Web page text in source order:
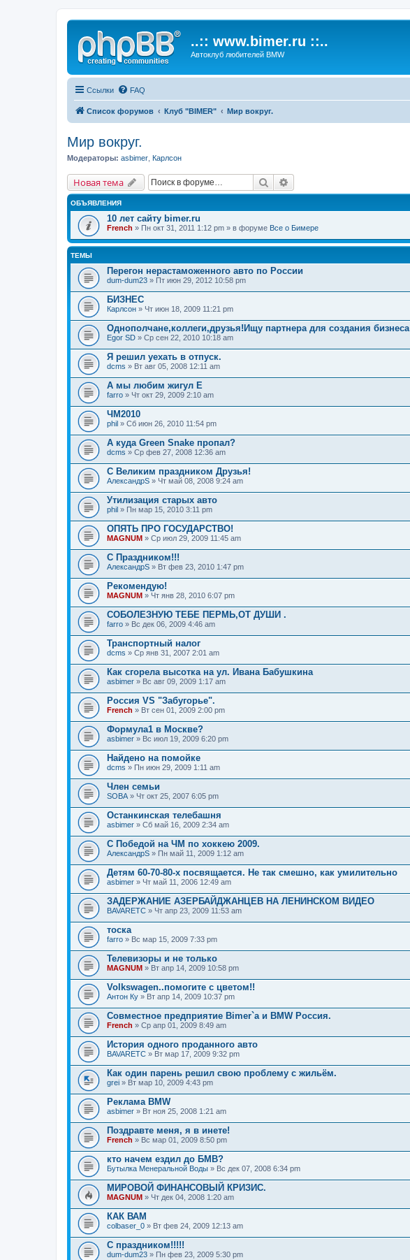
..:: www.bimer.ru ::..
Автоклуб любителей BMW
Ссылки FAQ
Список форумов Клуб "BIMER" Мир вокруг.
Мир вокруг.
Модераторы: asbimer Карлсон
Новая тема Поиск
ОБЪЯВЛЕНИЯ
10 лет сайту bimer.ru
French » Пн окт 31, 2011 1:12 pm » в форуме Все о Бимере
ТЕМЫ
Перегон нерастаможенного авто по России
dum-dum23 » Пт июн 29, 2012 10:58 pm
БИЗНЕС
Карлсон » Чт июн 18, 2009 11:21 pm
Однополчане,коллеги,друзья!Ищу партнера для создания бизнеса
Egor SD » Ср сен 22, 2010 10:18 am
Я решил уехать в отпуск.
dcms » Вт авг 05, 2008 12:11 am
А мы любим жигул Е
farro » Чт окт 29, 2009 2:10 am
ЧМ2010
phil » Сб июн 26, 2010 11:54 pm
А куда Green Snake пропал?
dcms » Ср фев 27, 2008 12:36 am
С Великим праздником Друзья!
АлександрS » Чт май 08, 2008 9:24 am
Утилизация старых авто
phil » Пн мар 15, 2010 3:11 pm
ОПЯТЬ ПРО ГОСУДАРСТВО!
MAGNUM » Ср июл 29, 2009 11:45 am
С Праздником!!!
АлександрS » Вт фев 23, 2010 1:47 pm
Рекомендую!
MAGNUM » Чт янв 28, 2010 6:07 pm
СОБОЛЕЗНУЮ ТЕБЕ ПЕРМЬ,ОТ ДУШИ .
farro » Вс дек 06, 2009 4:46 am
Транспортный налог
dcms » Ср янв 31, 2007 2:01 am
Как сгорела высотка на ул. Ивана Бабушкина
asbimer » Вс авг 09, 2009 1:17 am
Россия VS "Забугорье".
French » Вт сен 01, 2009 2:00 pm
Формула1 в Москве?
asbimer » Вс июл 19, 2009 6:20 pm
Найдено на помойке
dcms » Пн июн 29, 2009 1:11 am
Член семьи
SOBA » Чт окт 25, 2007 6:05 pm
Останкинская телебашня
asbimer » Сб май 16, 2009 2:34 am
С Победой на ЧМ по хоккею 2009.
АлександрS » Пн май 11, 2009 1:12 am
Детям 60-70-80-х посвящается. Не так смешно, как умилительно
asbimer » Чт май 11, 2006 12:49 am
ЗАДЕРЖАНИЕ АЗЕРБАЙДЖАНЦЕВ НА ЛЕНИНСКОМ ВИДЕО
BAVARETC » Чт апр 23, 2009 11:53 am
тоска
farro » Вс мар 15, 2009 7:33 pm
Телевизоры и не только
MAGNUM » Вт апр 14, 2009 10:58 pm
Volkswagen..помогите с цветом!!
Антон Ку » Вт апр 14, 2009 10:37 pm
Совместное предприятие Bimer`а и BMW Россия.
French » Ср апр 01, 2009 8:49 am
История одного проданного авто
BAVARETC » Вт мар 17, 2009 9:32 pm
Как один парень решил свою проблему с жильём.
grei » Вт мар 10, 2009 4:43 pm
Реклама BMW
asbimer » Вт ноя 25, 2008 1:21 am
Поздравте меня, я в инете!
French » Вс мар 01, 2009 8:50 pm
кто начем ездил до БМВ?
Бутылка Менеральной Воды » Вс дек 07, 2008 6:34 pm
МИРОВОЙ ФИНАНСОВЫЙ КРИЗИС.
MAGNUM » Чт дек 04, 2008 1:20 am
КАК ВАМ
colbaser_0 » Вт фев 24, 2009 12:13 am
С праздником!!!!!
dum-dum23 » Пн фев 23, 2009 5:30 pm